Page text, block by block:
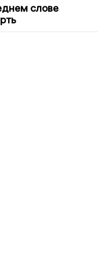
слове